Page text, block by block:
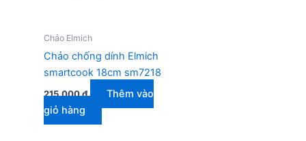
Chảo Elmich
Chảo chống dính Elmich
smartcook 18cm sm7218
215.000₫
Thêm vào
giỏ hàng